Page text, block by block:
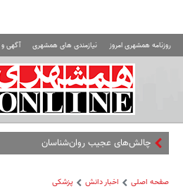
روزنامه همشهری امروز نیازمندی های همشهری آگهی و
چالش‌های عجیب روان‌شناسان در ایران؛ از ا
صفحه اصلی اخبار دانش پزشکی